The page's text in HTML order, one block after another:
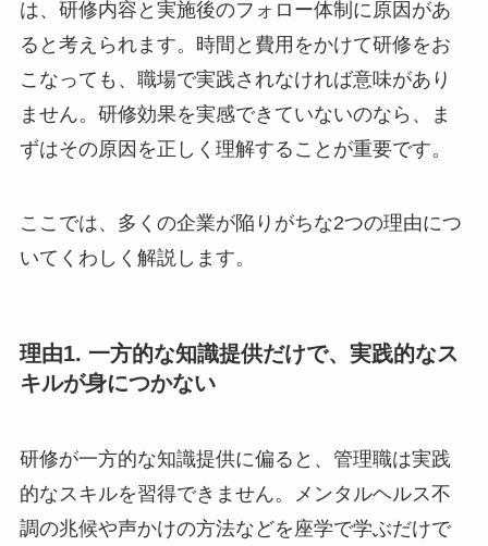
ラインケア研修が「やりっぱなし」で終わるのに
は、研修内容と実施後のフォロー体制に原因があ
ると考えられます。時間と費用をかけて研修をお
こなっても、職場で実践されなければ意味があり
ません。研修効果を実感できていないのなら、ま
ここでは、多くの企業が陥りがちな2つの理由に
研修が一方的な知識提供に偏ると、管理職は実践